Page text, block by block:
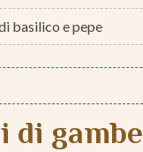
basilico e pepe
di